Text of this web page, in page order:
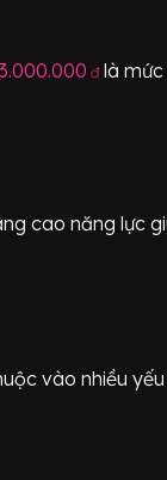
đlà mức
cao năng lực
vào nhiều